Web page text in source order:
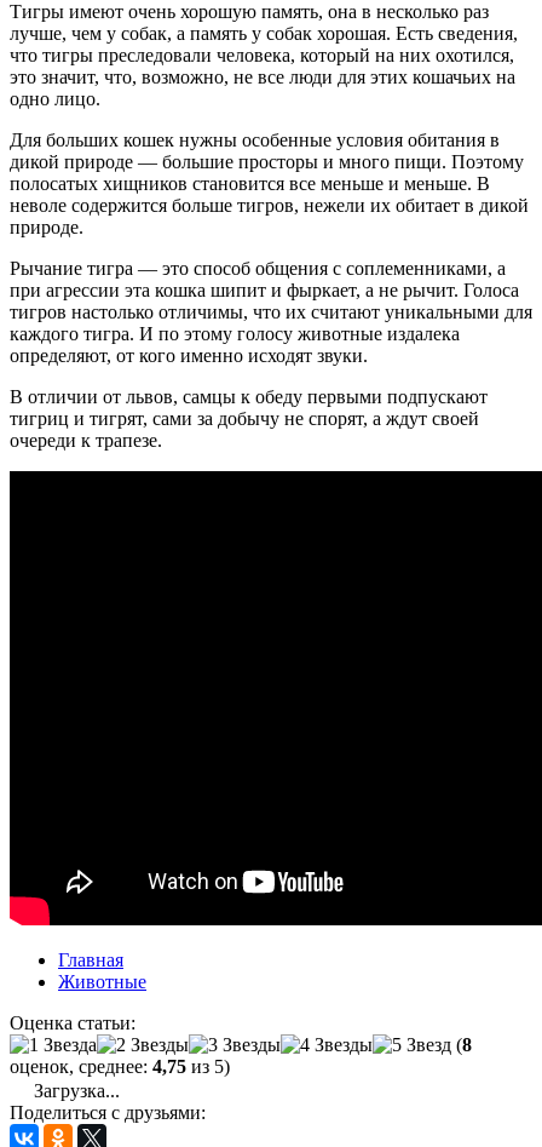
Тигры имеют очень хорошую память, она в несколько раз
лучше, чем у собак, а память у собак хорошая. Есть сведения,
что тигры преследовали человека, который на них охотился,
это значит, что, возможно, не все люди для этих кошачьих на
одно лицо.
Для больших кошек нужны особенные условия обитания в
дикой природе — большие просторы и много пищи. Поэтому
полосатых хищников становится все меньше и меньше. В
неволе содержится больше тигров, нежели их обитает в дикой
природе.
Рычание тигра — это способ общения с соплеменниками, а
при агрессии эта кошка шипит и фыркает, а не рычит. Голоса
тигров настолько отличимы, что их считают уникальными для
каждого тигра. И по этому голосу животные издалека
определяют, от кого именно исходят звуки.
В отличии от львов, самцы к обеду первыми подпускают
тигриц и тигрят, сами за добычу не спорят, а ждут своей
очереди к трапезе.
Главная
Животные
Оценка статьи:
(8
оценок, среднее: 4,75 из 5)
Загрузка...
Поделиться с друзьями: